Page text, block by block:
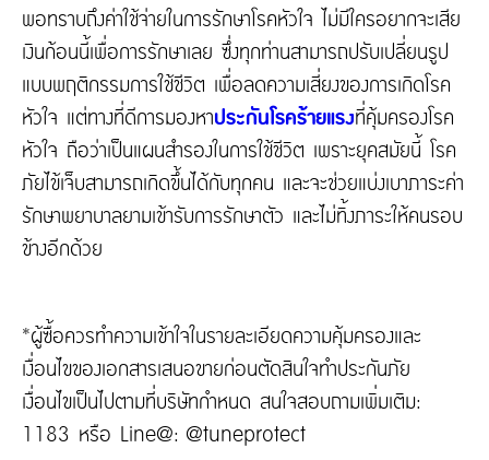
พอทราบถึงค่าใช้จ่ายในการรักษาโรคหัวใจ ไม่มีใครอยากจะเสีย
เงินก้อนนี้เพื่อการรักษาเลย ซึ่งทุกท่านสามารถปรับเปลี่ยนรูป
แบบพฤติกรรมการใช้ชีวิต เพื่อลดความเสี่ยงของการเกิดโรค
หัวใจ แต่ทางที่ดีการมองหาประกันโรคร้ายแรงที่คุ้มครองโรค
หัวใจ ถือว่าเป็นแผนสำรองในการใช้ชีวิต เพราะยุคสมัยนี้ โรค
ภัยไข้เจ็บสามารถเกิดขึ้นได้กับทุกคน และจะช่วยแบ่งเบาภาระค่า
รักษาพยาบาลยามเข้ารับการรักษาตัว และไม่ทิ้งภาระให้คนรอบ
ข้างอีกด้วย
*ผู้ซื้อควรทำความเข้าใจในรายละเอียดความคุ้มครองและ
เงื่อนไขของเอกสารเสนอขายก่อนตัดสินใจทำประกันภัย
เงื่อนไขเป็นไปตามที่บริษัทกำหนด สนใจสอบถามเพิ่มเติม:
1183 หรือ Line@: @tuneprotect